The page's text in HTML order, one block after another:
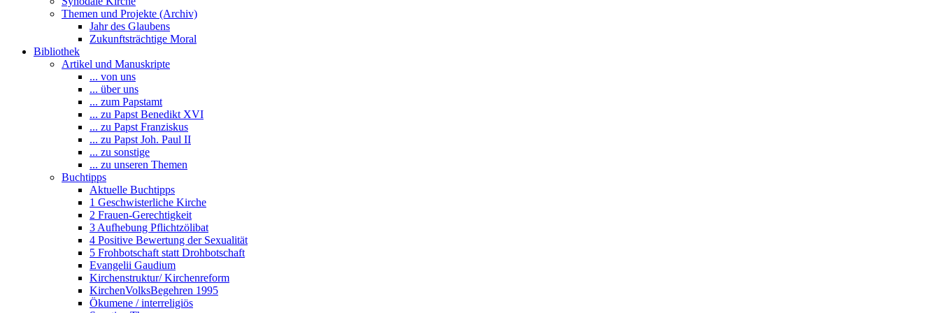
Themen und Projekte (Archiv)
Jahr des Glaubens
Zukunftsträchtige Moral
Bibliothek
Artikel und Manuskripte
... von uns
... über uns
... zum Papstamt
... zu Papst Benedikt XVI
... zu Papst Franziskus
... zu Papst Joh. Paul II
... zu sonstige
... zu unseren Themen
Buchtipps
Aktuelle Buchtipps
1 Geschwisterliche Kirche
2 Frauen-Gerechtigkeit
3 Aufhebung Pflichtzölibat
4 Positive Bewertung der Sexualität
5 Frohbotschaft statt Drohbotschaft
Evangelii Gaudium
Kirchenstruktur/ Kirchenreform
KirchenVolksBegehren 1995
Ökumene / interreligiös